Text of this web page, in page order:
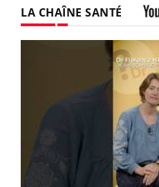
LA CHAÎNE SANTÉ